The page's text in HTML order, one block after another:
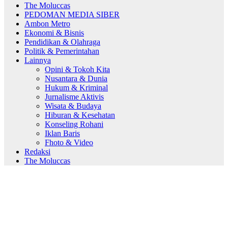
The Moluccas
PEDOMAN MEDIA SIBER
Ambon Metro
Ekonomi & Bisnis
Pendidikan & Olahraga
Politik & Pemerintahan
Lainnya
Opini & Tokoh Kita
Nusantara & Dunia
Hukum & Kriminal
Jurnalisme Aktivis
Wisata & Budaya
Hiburan & Kesehatan
Konseling Rohani
Iklan Baris
Fhoto & Video
Redaksi
The Moluccas